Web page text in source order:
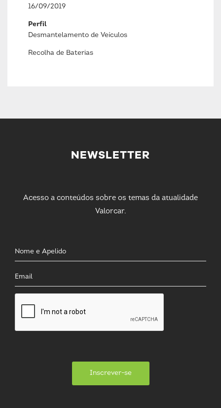
16/09/2019
Perfil
Desmantelamento de Veículos
Recolha de Baterias
NEWSLETTER
Acesso a conteúdos sobre os temas da atualidade
Valorcar.
Inscrever-se